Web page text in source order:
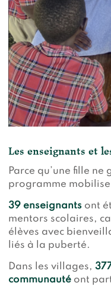
Les enseignants et
Parce qu’une fille
programme mobilise
39 enseignants ont
mentors scolaires,
élèves avec
liés à la puberté.
Dans les villages,
communauté ont